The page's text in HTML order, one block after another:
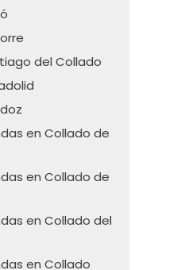
del Collado
en Collado de
en Collado de
en Collado del
en Collado